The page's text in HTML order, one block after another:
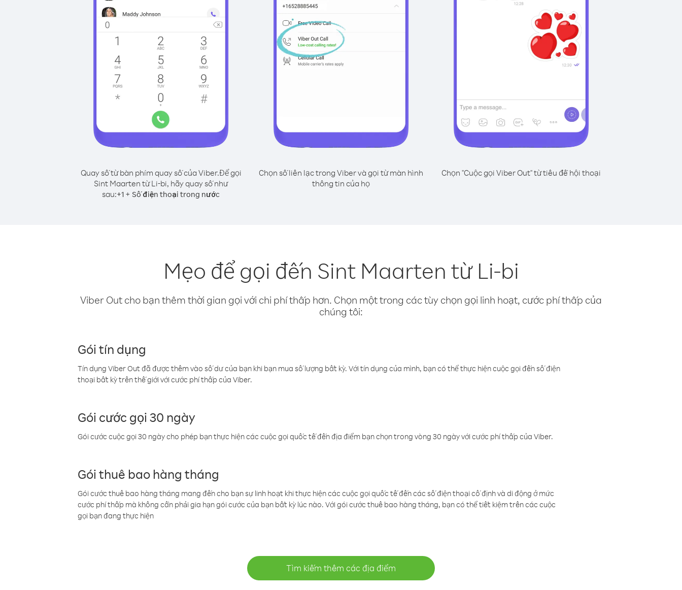
Quay số từ bàn phím quay số của Viber.Để gọi
Sint Maarten từ Li-bi, hãy quay số như
sau:+1 + Số điện thoại trong nước
Chọn số liên lạc trong Viber và gọi từ màn hình
thông tin của họ
Chọn "Cuộc gọi Viber Out" từ tiêu đề hội thoại
Mẹo để gọi đến Sint Maarten từ Li-bi
Viber Out cho bạn thêm thời gian gọi với chi phí thấp hơn. Chọn một trong các tùy chọn gọi linh hoạt, cước phí thấp của
chúng tôi:
Gói tín dụng
Tín dụng Viber Out đã được thêm vào số dư của bạn khi bạn mua số lượng bất kỳ. Với tín dụng của mình, bạn có thể thực hiện cuộc gọi đến số điện
thoại bất kỳ trên thế giới với cước phí thấp của Viber.
Gói cước gọi 30 ngày
Gói cước cuộc gọi 30 ngày cho phép bạn thực hiện các cuộc gọi quốc tế đến địa điểm bạn chọn trong vòng 30 ngày với cước phí thấp của Viber.
Gói thuê bao hàng tháng
Gói cước thuê bao hàng tháng mang đến cho bạn sự linh hoạt khi thực hiện các cuộc gọi quốc tế đến các số điện thoại cố định và di động ở mức
cước phí thấp mà không cần phải gia hạn gói cước của bạn bất kỳ lúc nào. Với gói cước thuê bao hàng tháng, bạn có thể tiết kiệm trên các cuộc
gọi bạn đang thực hiện
Tìm kiếm thêm các địa điểm